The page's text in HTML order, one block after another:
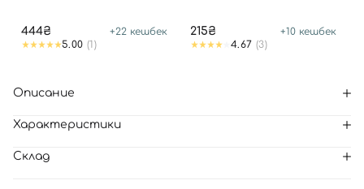
444₴ +22 кешбек
5.00 (1)
215₴ +10 кешбек
4.67 (3)
Описание
Характеристики
Склад